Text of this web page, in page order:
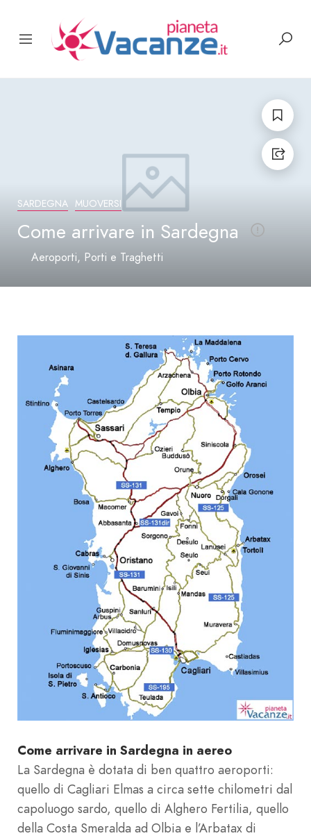
SARDEGNA MUOVERSI
Come arrivare in Sardegna
Aeroporti Porti e Traghetti
Come arrivare in Sardegna in aereo
La Sardegna è dotata di ben quattro aeroporti:
quello di Cagliari Elmas a circa sette chilometri dal
capoluogo sardo, quello di Alghero Fertilia, quello
della Costa Smeralda ad Olbia e l’Arbatax di